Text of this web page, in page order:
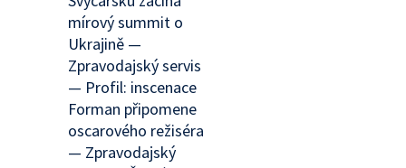
mírový summit o
Ukrajině —
Zpravodajský servis
— Profil: inscenace
Forman připomene
oscarového režiséra
— Zpravodajský